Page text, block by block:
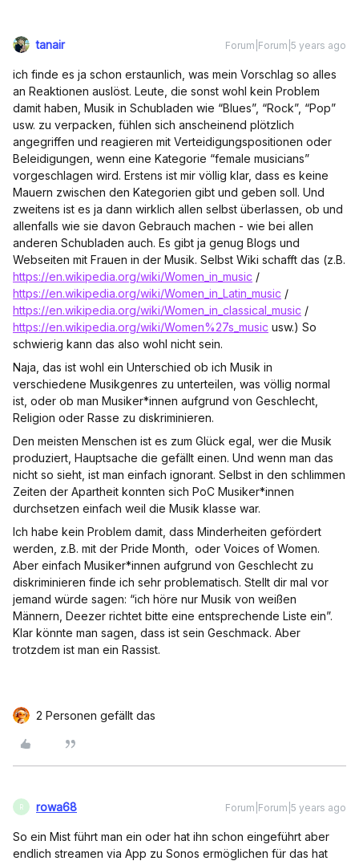
tanair Forum|Forum|5 years ago
ich finde es ja schon erstaunlich, was mein Vorschlag so alles
an Reaktionen auslöst. Leute, die sonst wohl kein Problem
damit haben, Musik in Schubladen wie “Blues”, “Rock”, “Pop”
usw. zu verpacken, fühlen sich anscheinend plötzlich
angegriffen und reagieren mit Verteidigungspositionen oder
Beleidigungen, wenn eine Kategorie “female musicians”
vorgeschlagen wird. Erstens ist mir völlig klar, dass es keine
Mauern zwischen den Kategorien gibt und geben soll. Und
zweitens ist es ja dann wirklich allen selbst überlassen, ob und
allenfalls wie sie davon Gebrauch machen - wie bei allen
anderen Schubladen auch. Es gibt ja genug Blogs und
Webseiten mit Frauen in der Musik. Selbst Wiki schafft das (z.B.
https://en.wikipedia.org/wiki/Women_in_music /
https://en.wikipedia.org/wiki/Women_in_Latin_music /
https://en.wikipedia.org/wiki/Women_in_classical_music /
https://en.wikipedia.org/wiki/Women%27s_music usw.) So
schwierig kann das also wohl nicht sein.
Naja, das ist wohl ein Unterschied ob ich Musik in
verschiedene Musikgenres zu unterteilen, was völlig normal
ist, oder ob man Musiker*innen aufgrund von Geschlecht,
Religion oder Rasse zu diskriminieren.
Den meisten Menschen ist es zum Glück egal, wer die Musik
produziert, Hauptsache die gefällt einen. Und wenn man das
nicht so sieht, ist man einfach ignorant. Selbst in den schlimmen
Zeiten der Apartheit konnten sich PoC Musiker*innen
durchsetzen einfach weil die Musik klasse war.
Ich habe kein Problem damit, dass Minderheiten gefördert
werden, z.B. mit der Pride Month, oder Voices of Women.
Aber einfach Musiker*innen aufgrund von Geschlecht zu
diskriminieren finde ich sehr problematisch. Stellt dir mal vor
jemand würde sagen: “ich höre nur Musik von weißen
Männern, Deezer richtet bitte eine entsprechende Liste ein”.
Klar könnte man sagen, dass ist sein Geschmack. Aber
trotzdem ist man ein Rassist.
2 Personen gefällt das
R rowa68 Forum|Forum|5 years ago
So ein Mist führt man ein oder hat ihn schon eingeführt aber
endlich streamen via App zu Sonos ermöglichen für das hat